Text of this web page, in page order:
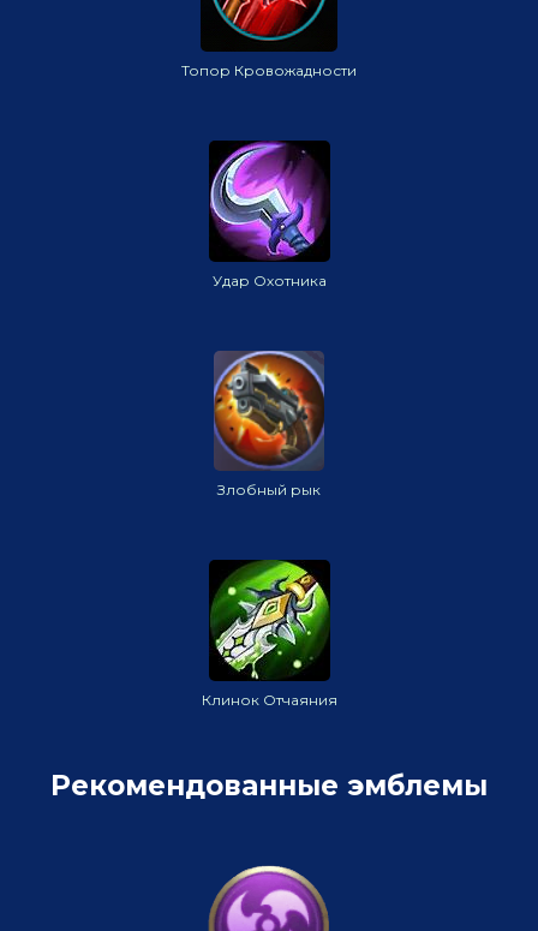
Топор Кровожадности
Удар Охотника
Злобный рык
Клинок Отчаяния
Рекомендованные эмблемы